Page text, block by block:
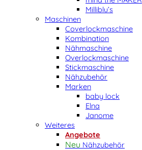
Milliblu’s
Maschinen
Coverlockmaschine
Kombination
Nähmaschine
Overlockmaschine
Stickmaschine
Nähzubehör
Marken
baby lock
Elna
Janome
Weiteres
Angebote
Nähzubehör